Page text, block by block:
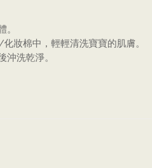
妝棉中，輕輕清洗寶寶的肌膚。
洗乾淨。